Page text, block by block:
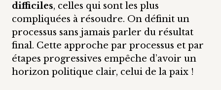
difficiles, celles qui sont les plus
compliquées à résoudre. On définit un
processus sans jamais parler du résultat
final. Cette approche par processus et par
étapes progressives empêche d’avoir un
horizon politique clair, celui de la paix !